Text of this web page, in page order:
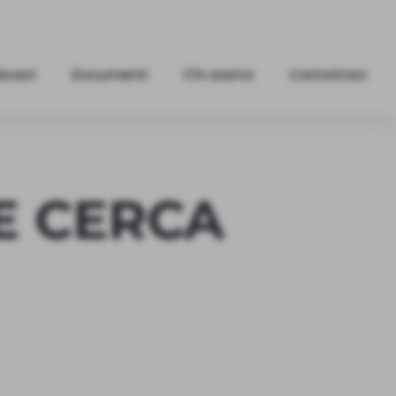
Documenti Chi siamo Contattaci
CERCA